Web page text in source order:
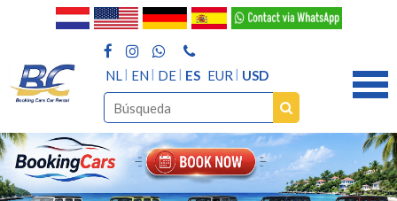
NL EN DE ES EUR USD